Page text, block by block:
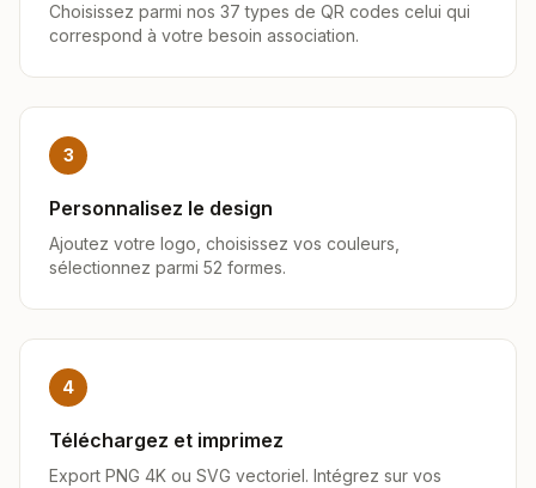
Choisissez parmi nos 37 types de QR codes celui qui
correspond à votre besoin association.
3
Personnalisez le design
Ajoutez votre logo, choisissez vos couleurs,
sélectionnez parmi 52 formes.
4
Téléchargez et imprimez
Export PNG 4K ou SVG vectoriel. Intégrez sur vos